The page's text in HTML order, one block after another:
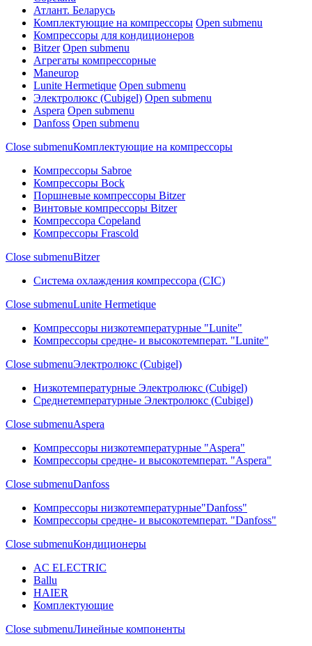
Атлант. Беларусь
Комплектующие на компрессоры Open submenu
Компрессоры для кондиционеров
Bitzer Open submenu
Агрегаты компрессорные
Maneurop
Lunite Hermetique Open submenu
Электролюкс (Cubigel) Open submenu
Aspera Open submenu
Danfoss Open submenu
Close submenuКомплектующие на компрессоры
Компрессоры Sabroe
Компрессоры Bock
Поршневые компрессоры Bitzer
Винтовые компрессоры Bitzer
Компрессора Copeland
Компрессоры Frascold
Close submenuBitzer
Система охлаждения компрессора (CIC)
Close submenuLunite Hermetique
Компрессоры низкотемпературные "Lunite"
Компрессоры средне- и высокотемперат. "Lunite"
Close submenuЭлектролюкс (Cubigel)
Низкотемпературные Электролюкс (Cubigel)
Среднетемпературные Электролюкс (Cubigel)
Close submenuAspera
Компрессоры низкотемпературные "Aspera"
Компрессоры средне- и высокотемперат. "Aspera"
Close submenuDanfoss
Компрессоры низкотемпературные"Danfoss"
Компрессоры средне- и высокотемперат. "Danfoss"
Close submenuКондиционеры
AC ELECTRIC
Ballu
HAIER
Комплектующие
Close submenuЛинейные компоненты